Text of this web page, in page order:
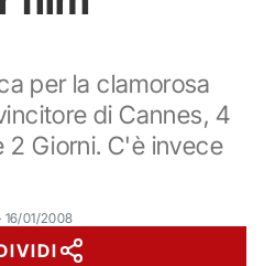
per la clamorosa
di Cannes, 4
2 Giorni. C'è invece
16/01/2008